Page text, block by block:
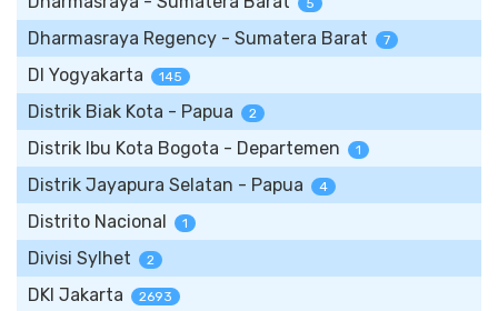
5
Dharmasraya Regency - Sumatera Barat 7
DI Yogyakarta 145
Distrik Biak Kota - Papua 2
Distrik Ibu Kota Bogota - Departemen 1
Distrik Jayapura Selatan - Papua 4
Distrito Nacional 1
Divisi Sylhet 2
DKI Jakarta 2693